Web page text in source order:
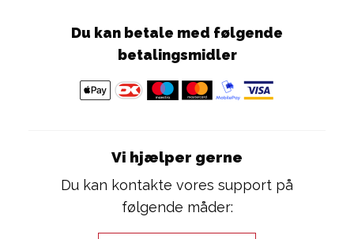
Du kan betale med følgende
betalingsmidler
Vi hjælper gerne
Du kan kontakte vores support på
følgende måder: